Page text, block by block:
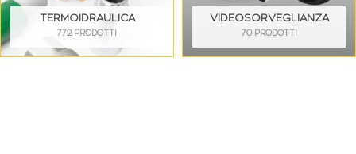
TERMOIDRAULICA
772 PRODOTTI
VIDEOSORVEGLIANZA
70 PRODOTTI